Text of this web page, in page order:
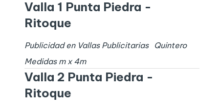
Valla 1 Punta Piedra -
Ritoque
Publicidad en Vallas Publicitarias
Quintero
Medidas m x 4m
Valla 2 Punta Piedra -
Ritoque